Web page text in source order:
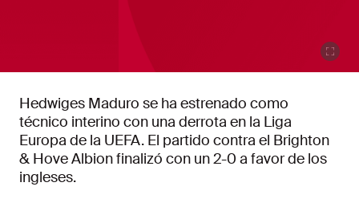
Hedwiges Maduro se ha estrenado como
técnico interino con una derrota en la Liga
Europa de la UEFA. El partido contra el Brighton
& Hove Albion finalizó con un 2-0 a favor de los
ingleses.